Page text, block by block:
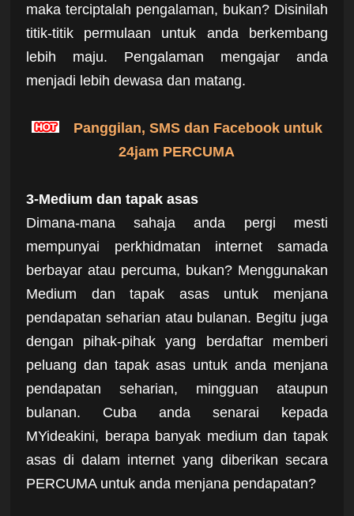
maka terciptalah pengalaman, bukan? Disinilah
titik-titik permulaan untuk anda berkembang
lebih maju. Pengalaman mengajar anda
menjadi lebih dewasa dan matang.
Panggilan, SMS dan Facebook untuk
24jam PERCUMA
3-Medium dan tapak asas
Dimana-mana sahaja anda pergi mesti
mempunyai perkhidmatan internet samada
berbayar atau percuma, bukan? Menggunakan
Medium dan tapak asas untuk menjana
pendapatan seharian atau bulanan. Begitu juga
dengan pihak-pihak yang berdaftar memberi
peluang dan tapak asas untuk anda menjana
pendapatan seharian, mingguan ataupun
bulanan. Cuba anda senarai kepada
MYideakini, berapa banyak medium dan tapak
asas di dalam internet yang diberikan secara
PERCUMA untuk anda menjana pendapatan?